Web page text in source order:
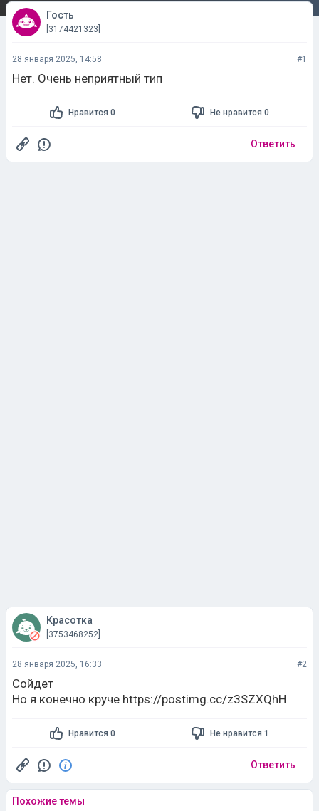
Гость
[3174421323]
28 января 2025, 14:58 #1
Нет. Очень неприятный тип
Нравится 0 Не нравится 0
Ответить
Красотка
[3753468252]
28 января 2025, 16:33 #2
Сойдет
Но я конечно круче https://postimg.cc/z3SZXQhH
Нравится 0 Не нравится 1
Ответить
Похожие темы